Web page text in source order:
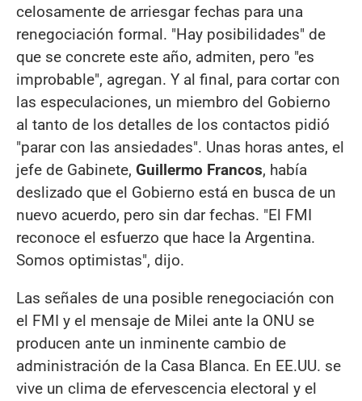
celosamente de arriesgar fechas para una
renegociación formal. "Hay posibilidades" de
que se concrete este año, admiten, pero "es
improbable", agregan. Y al final, para cortar con
las especulaciones, un miembro del Gobierno
al tanto de los detalles de los contactos pidió
"parar con las ansiedades". Unas horas antes, el
jefe de Gabinete, Guillermo Francos, había
deslizado que el Gobierno está en busca de un
nuevo acuerdo, pero sin dar fechas. "El FMI
reconoce el esfuerzo que hace la Argentina.
Somos optimistas", dijo.
Las señales de una posible renegociación con
el FMI y el mensaje de Milei ante la ONU se
producen ante un inminente cambio de
administración de la Casa Blanca. En EE.UU. se
vive un clima de efervescencia electoral y el